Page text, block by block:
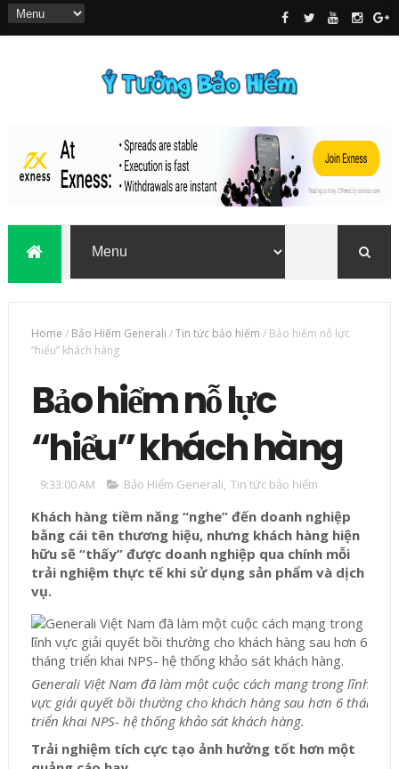
Home / Bảo Hiểm Generali /Tin tức bảo hiểm / Bảo hiểm nỗ lực
“hiểu” khách hàng
Bảo hiểm nỗ lực
“hiểu” khách hàng
9:33:00 AM Bảo Hiểm Generali, Tin tức bảo hiểm
Khách hàng tiềm năng “nghe” đến doanh nghiệp
bằng cái tên thương hiệu, nhưng khách hàng hiện
hữu sẽ “thấy” được doanh nghiệp qua chính mỗi
trải nghiệm thực tế khi sử dụng sản phẩm và dịch
vụ.
Generali Việt Nam đã làm một cuộc cách mạng trong lĩnh
vực giải quyết bồi thường cho khách hàng sau hơn 6 tháng
triển khai NPS- hệ thống khảo sát khách hàng.
Trải nghiệm tích cực tạo ảnh hưởng tốt hơn một